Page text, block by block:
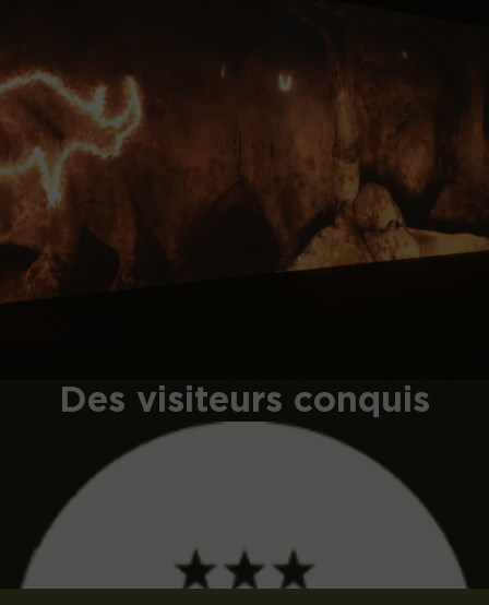
Des visiteurs conquis